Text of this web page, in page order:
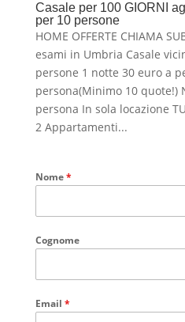
Casale per 100 GIORNI
per 10 persone
HOME OFFERTE CHIAMA
esami in Umbria Casale
persone 1 notte 30 euro a
persona(Minimo 10 quote!)
persona In sola locazione
2 Appartamenti...
Nome*
Cognome
Email *